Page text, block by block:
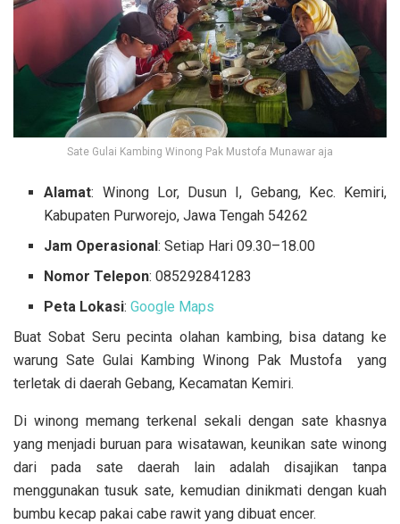
Sate Gulai Kambing Winong Pak Mustofa Munawar aja
Alamat: Winong Lor, Dusun I, Gebang, Kec. Kemiri,
Kabupaten Purworejo, Jawa Tengah 54262
Jam Operasional: Setiap Hari 09.30–18.00
Nomor Telepon: 085292841283
Peta Lokasi: Google Maps
Buat Sobat Seru pecinta olahan kambing, bisa datang ke
warung Sate Gulai Kambing Winong Pak Mustofa yang
terletak di daerah Gebang, Kecamatan Kemiri.
Di winong memang terkenal sekali dengan sate khasnya
yang menjadi buruan para wisatawan, keunikan sate winong
dari pada sate daerah lain adalah disajikan tanpa
menggunakan tusuk sate, kemudian dinikmati dengan kuah
bumbu kecap pakai cabe rawit yang dibuat encer.